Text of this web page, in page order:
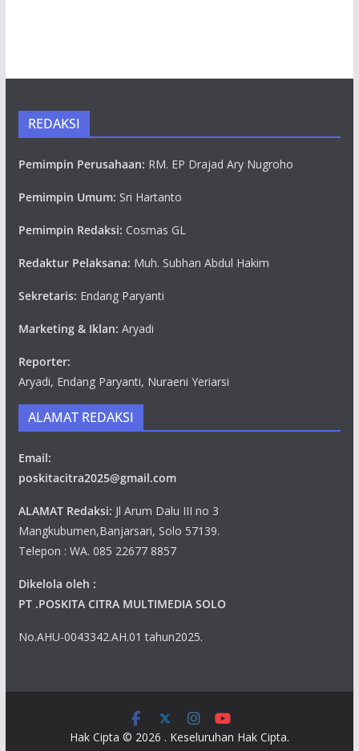
REDAKSI
Pemimpin Perusahaan: RM. EP Drajad Ary Nugroho
Pemimpin Umum: Sri Hartanto
Pemimpin Redaksi: Cosmas GL
Redaktur Pelaksana: Muh. Subhan Abdul Hakim
Sekretaris: Endang Paryanti
Marketing & Iklan: Aryadi
Reporter:
Aryadi, Endang Paryanti, Nuraeni Yeriarsi
ALAMAT REDAKSI
Email:
poskitacitra2025@gmail.com
ALAMAT Redaksi: Jl Arum Dalu III no 3
Mangkubumen,Banjarsari, Solo 57139.
Telepon : WA. 085 22677 8857
Dikelola oleh :
PT .POSKITA CITRA MULTIMEDIA SOLO
No.AHU-0043342.AH.01 tahun2025.
Hak Cipta © 2026 . Keseluruhan Hak Cipta.